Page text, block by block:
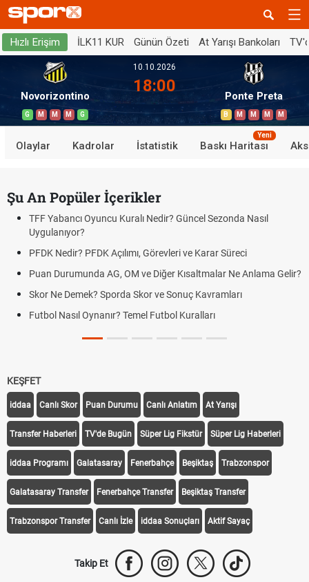
Hızlı Erişim İLK11 KUR Günün Özeti At Yarışı Bankoları
Novorizontino
G M M M G
10.10.2026
18:00
Ponte Preta
B M M M M
Olaylar Kadrolar İstatistik Baskı Haritası
Yeni
Şu An Popüler İçerikler
TFF Yabancı Oyuncu Kuralı Nedir? Güncel Sezonda Nasıl
Uygulanıyor?
PFDK Nedir? PFDK Açılımı, Görevleri ve Karar Süreci
Puan Durumunda AG, OM ve Diğer Kısaltmalar Ne Anlama Gelir?
Skor Ne Demek? Sporda Skor ve Sonuç Kavramları
Futbol Nasıl Oynanır? Temel Futbol Kuralları
KEŞFET
iddaa Canlı Skor Puan Durumu Canlı Anlatım At Yarışı
Transfer Haberleri TV'de Bugün Süper Lig Fikstür Süper Lig Haberleri
iddaa Programı Galatasaray Fenerbahçe Beşiktaş Trabzonspor
Galatasaray Transfer Fenerbahçe Transfer Beşiktaş Transfer
Trabzonspor Transfer Canlı İzle iddaa Sonuçları Aktif Sayaç
Takip Et